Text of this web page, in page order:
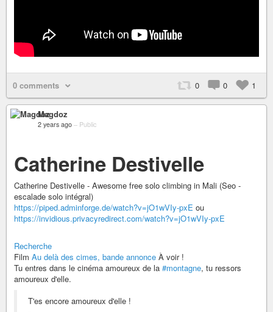
0 comments 0 0 1
Magdoz
2 years ago – Public
Catherine Destivelle
Catherine Destivelle - Awesome free solo climbing in Mali (Seo -
escalade solo intégral)
https://piped.adminforge.de/watch?v=jO1wVIy-pxE ou
https://invidious.privacyredirect.com/watch?v=jO1wVIy-pxE
Recherche
Film Au delà des cimes, bande annonce À voir !
Tu entres dans le cinéma amoureux de la #montagne, tu ressors
amoureux d'elle.
T'es encore amoureux d'elle !